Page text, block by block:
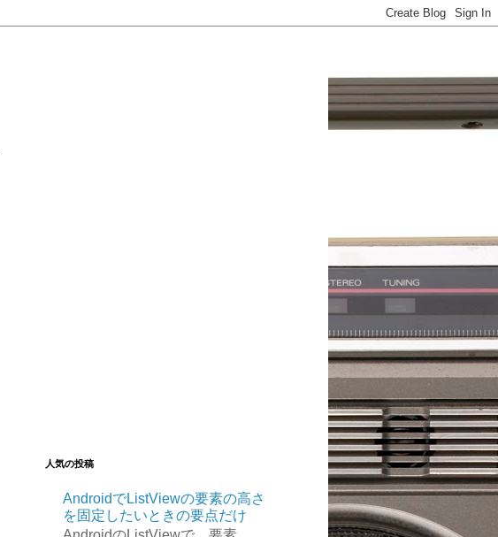
人気の投稿
AndroidでListViewの要素の高さ
を固定したいときの要点だけ